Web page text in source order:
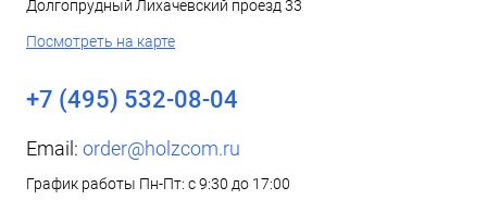
Долгопрудный Лихачевский проезд 33
Посмотреть на карте
+7 (495) 532-08-04
Email: order@holzcom.ru
График работы Пн-Пт: с 9:30 до 17:00